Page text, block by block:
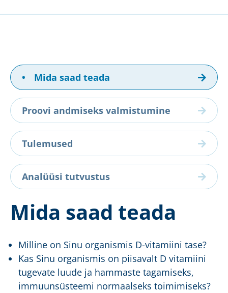
• Mida saad teada
Proovi andmiseks valmistumine
Tulemused
Analüüsi tutvustus
Mida saad teada
Milline on Sinu organismis D-vitamiini tase?
Kas Sinu organismis on piisavalt D vitamiini
tugevate luude ja hammaste tagamiseks,
immuunsüsteemi normaalseks toimimiseks?